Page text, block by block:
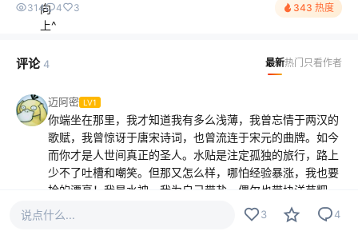
314 4 3 343 热度
评论4 最新热门 只看作者
迈阿密 LV1
你端坐在那里，我才知道我有多么浅薄，我曾忘情于两汉的
歌赋，我曾惊讶于唐宋诗词，也曾流连于宋元的曲牌。如今
而你才是人世间真正的圣人。水贴是注定孤独的旅行，路上
少不了吐槽和嘲笑。但那又怎么样，哪怕经验暴涨，我也要
抢的漂亮！我是水神，我为自己带盐，偶尔也带块洋芋粑。
2023-04-22
说点什么... 3 4